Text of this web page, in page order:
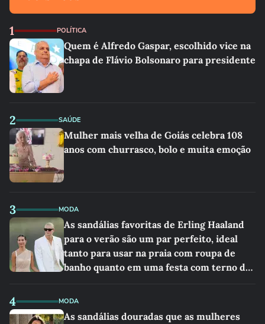
1 POLÍTICA
Quem é Alfredo Gaspar, escolhido vice na
chapa de Flávio Bolsonaro para presidente
2 SAÚDE
Mulher mais velha de Goiás celebra 108
anos com churrasco, bolo e muita emoção
3 MODA
As sandálias favoritas de Erling Haaland
para o verão são um par perfeito, ideal
tanto para usar na praia com roupa de
banho quanto em uma festa com terno de
4 MODA
As sandálias douradas que as mulheres